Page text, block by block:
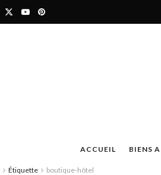
ACCUEIL BIENS
Étiquette boutique-hôtel